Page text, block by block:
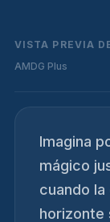
VISTA PREVIA
AMDG Plus
Imagina
mágico
cuando
horizonte